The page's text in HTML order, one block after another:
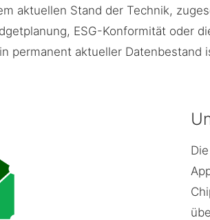
aktuellen Stand der Technik,
ESG-Konformität oder
permanent aktueller Datenbestand